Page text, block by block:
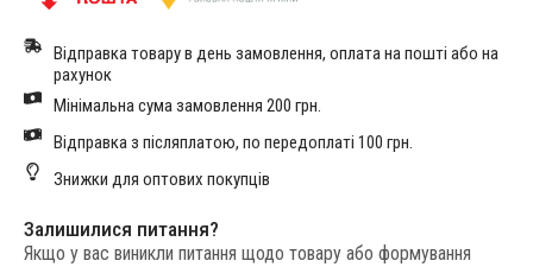
Відправка товару в день замовлення, оплата на пошті або на
рахунок
Мінімальна сума замовлення 200 грн.
Відправка з післяплатою, по передоплаті 100 грн.
Знижки для оптових покупців
Залишилися питання?
Якщо у вас виникли питання щодо товару або формування